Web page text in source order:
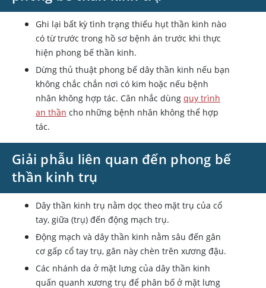
Ghi lại bất kỳ tình trạng thiếu hụt thần kinh nào
có từ trước trong hồ sơ bệnh án trước khi thực
hiện phong bế thần kinh.
Dừng thủ thuật phong bế dây thần kinh nếu bạn
không chắc chắn nơi có kim hoặc nếu bệnh
nhân không hợp tác. Cân nhắc dùng quy trình
an thần cho những bệnh nhân không thể hợp
tác.
Giải phẫu liên quan đến phong bế
thần kinh trụ
Dây thần kinh trụ nằm dọc theo mặt trụ của cổ
tay, giữa (trụ) đến động mạch trụ.
Động mạch và dây thần kinh nằm sâu đến gân
cơ gấp cổ tay trụ, gân này chèn trên xương đậu.
Các nhánh da ở mặt lưng của dây thần kinh
quấn quanh xương trụ để phân bố ở mặt lưng